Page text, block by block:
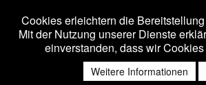
Anmelden
Cookies erleichtern die
Mit der Nutzung unserer Dienste
einverstanden, dass wir
Weitere Informationen